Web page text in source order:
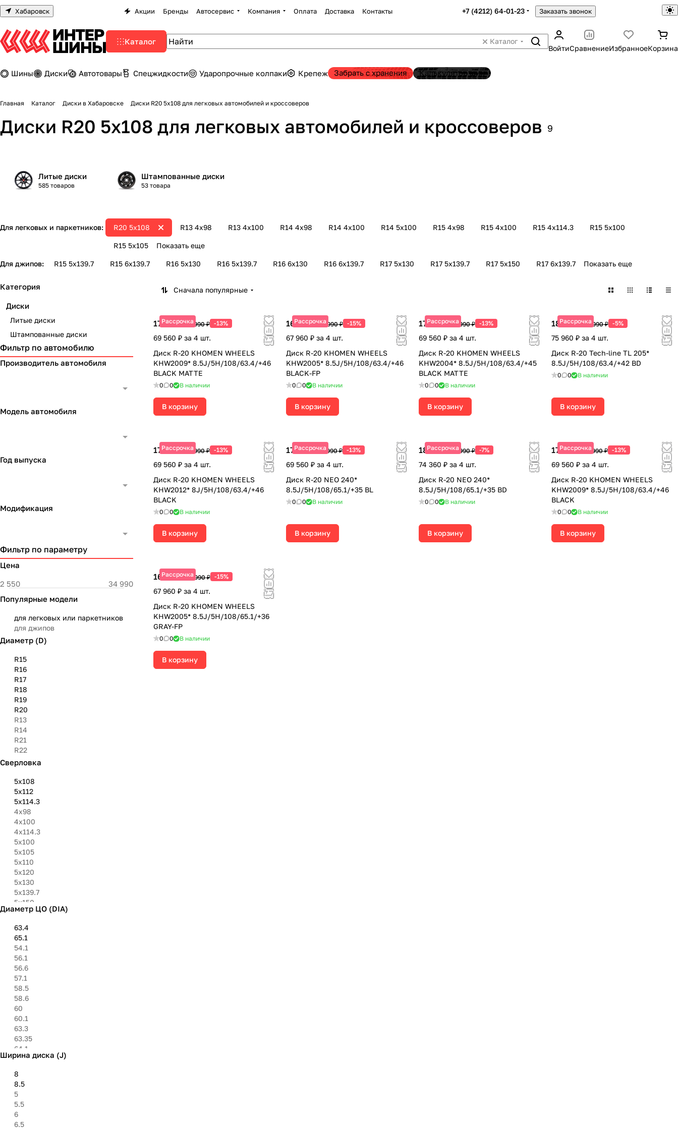
Хабаровск Акции Бренды Автосервис Компания Оплата Доставка Контакты +7 (4212) 64-01-23 Заказать звонок
Каталог
Каталог
ВойтиСравнениеИзбранноеКорзина
Шины Диски Автотовары Спецжидкости Ударопрочные колпаки Крепеж Забрать с хранения Калькулятор шин
Главная Каталог Диски в Хабаровске Диски R20 5х108 для легковых автомобилей и кроссоверов
Диски R20 5х108 для легковых автомобилей и кроссоверов 9
Литые диски
585 товаров
Штампованные диски
53 товара
Для легковых и паркетников: R13 4х98 R13 4х100 R14 4х98 R14 4х100 R14 5х100 R15 4х98 R15 4х100 R15 4х114.3 R15 5х100
R15 5x105
R20 5х108
Показать еще
Для джипов: R15 5х139.7 R15 6х139.7 R16 5х130 R16 5х139.7 R16 6х130 R16 6х139.7 R17 5х130 R17 5х139.7 R17 5х150 R17 6х139.7 Показать еще
Сначала популярные
Рассрочка
17 390 ₽19 990 ₽ -13%
69 560 ₽ за 4 шт.
Диск R-20 KHOMEN WHEELS
KHW2009* 8.5J/5H/108/63.4/+46
BLACK MATTE
0 0 В наличии
В корзину
Рассрочка
16 990 ₽19 990 ₽ -15%
67 960 ₽ за 4 шт.
Диск R-20 KHOMEN WHEELS
KHW2005* 8.5J/5H/108/63.4/+46
BLACK-FP
0 0 В наличии
В корзину
Рассрочка
17 390 ₽19 990 ₽ -13%
69 560 ₽ за 4 шт.
Диск R-20 KHOMEN WHEELS
KHW2004* 8.5J/5H/108/63.4/+45
BLACK MATTE
0 0 В наличии
В корзину
Рассрочка
18 990 ₽19 990 ₽ -5%
75 960 ₽ за 4 шт.
Диск R-20 Tech-line TL 205*
8.5J/5H/108/63.4/+42 BD
0 0 В наличии
В корзину
Рассрочка
17 390 ₽19 990 ₽ -13%
69 560 ₽ за 4 шт.
Диск R-20 KHOMEN WHEELS
KHW2012* 8J/5H/108/63.4/+46
BLACK
0 0 В наличии
В корзину
Рассрочка
17 390 ₽19 990 ₽ -13%
69 560 ₽ за 4 шт.
Диск R-20 NEO 240*
8.5J/5H/108/65.1/+35 BL
0 0 В наличии
В корзину
Рассрочка
18 590 ₽19 990 ₽ -7%
74 360 ₽ за 4 шт.
Диск R-20 NEO 240*
8.5J/5H/108/65.1/+35 BD
0 0 В наличии
В корзину
Рассрочка
17 390 ₽19 990 ₽ -13%
69 560 ₽ за 4 шт.
Диск R-20 KHOMEN WHEELS
KHW2009* 8.5J/5H/108/63.4/+46
BLACK
0 0 В наличии
В корзину
Рассрочка
16 990 ₽19 990 ₽ -15%
67 960 ₽ за 4 шт.
Диск R-20 KHOMEN WHEELS
KHW2005* 8.5J/5H/108/65.1/+36
GRAY-FP
0 0 В наличии
В корзину
Категория
Диски
Литые диски
Штампованные диски
Фильтр по автомобилю
Производитель автомобиля
Модель автомобиля
Год выпуска
Модификация
Фильтр по параметру
Цена
Популярные модели
для легковых или паркетников
для джипов
Диаметр (D)
R15
R16
R17
R18
R19
R20
R13
R14
R21
R22
Сверловка
5х108
5х112
5х114.3
4х98
4х100
4х114.3
5х100
5x105
5х110
5х120
5х130
5х139.7
5х150
5х160
6х130
6х139.7
9х100
Диаметр ЦО (DIA)
63.4
65.1
54.1
56.1
56.6
57.1
58.5
58.6
60
60.1
63.3
63.35
64.1
66.1
66.6
67.1
71.6
72.6
73.1
Ширина диска (J)
8
8.5
5
5.5
6
6.5